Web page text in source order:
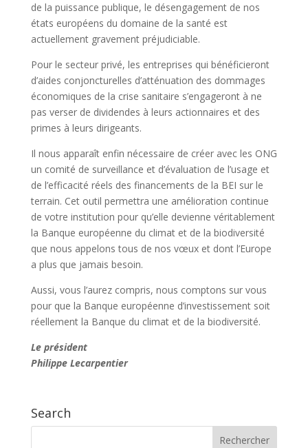
de la puissance publique, le désengagement de nos
états européens du domaine de la santé est
actuellement gravement préjudiciable.
Pour le secteur privé, les entreprises qui bénéficieront
d’aides conjoncturelles d’atténuation des dommages
économiques de la crise sanitaire s’engageront à ne
pas verser de dividendes à leurs actionnaires et des
primes à leurs dirigeants.
Il nous apparaît enfin nécessaire de créer avec les ONG
un comité de surveillance et d’évaluation de l’usage et
de l’efficacité réels des financements de la BEI sur le
terrain. Cet outil permettra une amélioration continue
de votre institution pour qu’elle devienne véritablement
la Banque européenne du climat et de la biodiversité
que nous appelons tous de nos vœux et dont l’Europe
a plus que jamais besoin.
Aussi, vous l’aurez compris, nous comptons sur vous
pour que la Banque européenne d’investissement soit
réellement la Banque du climat et de la biodiversité.
Le président
Philippe Lecarpentier
Search